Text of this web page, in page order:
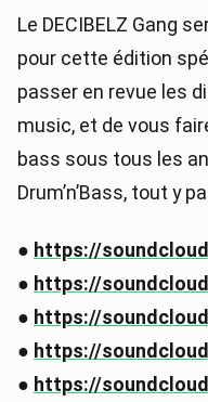
Le DECIBELZ Gang
pour cette édition
passer en revue les
music, et de vous
bass sous tous les
Drum’n’Bass, tout y
● https://
● https://
● https://
● https://
● https://